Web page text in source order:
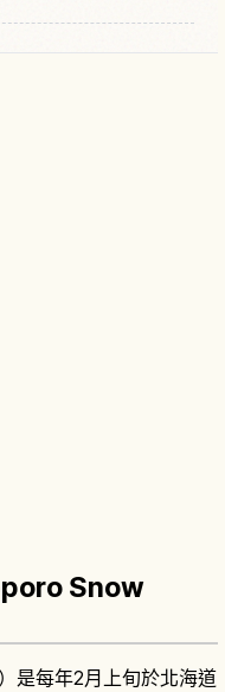
Snow
是每年2月上旬於北海道